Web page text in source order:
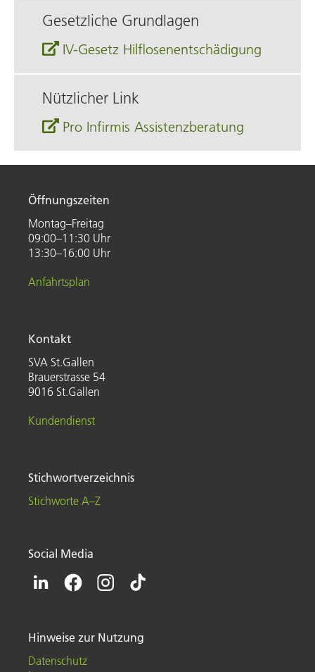
Gesetzliche Grundlagen
IV-Gesetz Hilflosenentschädigung
Nützlicher Link
Pro Infirmis Assistenzberatung
Öffnungszeiten
Montag–Freitag
09:00–11:30 Uhr
13:30–16:00 Uhr
Anfahrtsplan
Kontakt
SVA St.Gallen
Brauerstrasse 54
9016 St.Gallen
Kundendienst
Stichwortverzeichnis
Stichworte A–Z
Social Media
Hinweise zur Nutzung
Datenschutz